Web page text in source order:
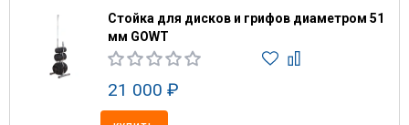
Стойка для дисков и грифов диаметром 51
мм GOWT
21 000 ₽